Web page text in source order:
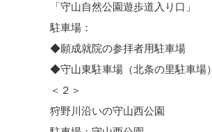
「守山自然公園遊歩道入り口」
駐車場：
◆願成就院の参拝者用駐車場
◆守山東駐車場（北条の里駐車場）
＜２＞
狩野川沿いの守山西公園